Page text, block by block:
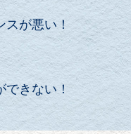
が悪い！
きない！